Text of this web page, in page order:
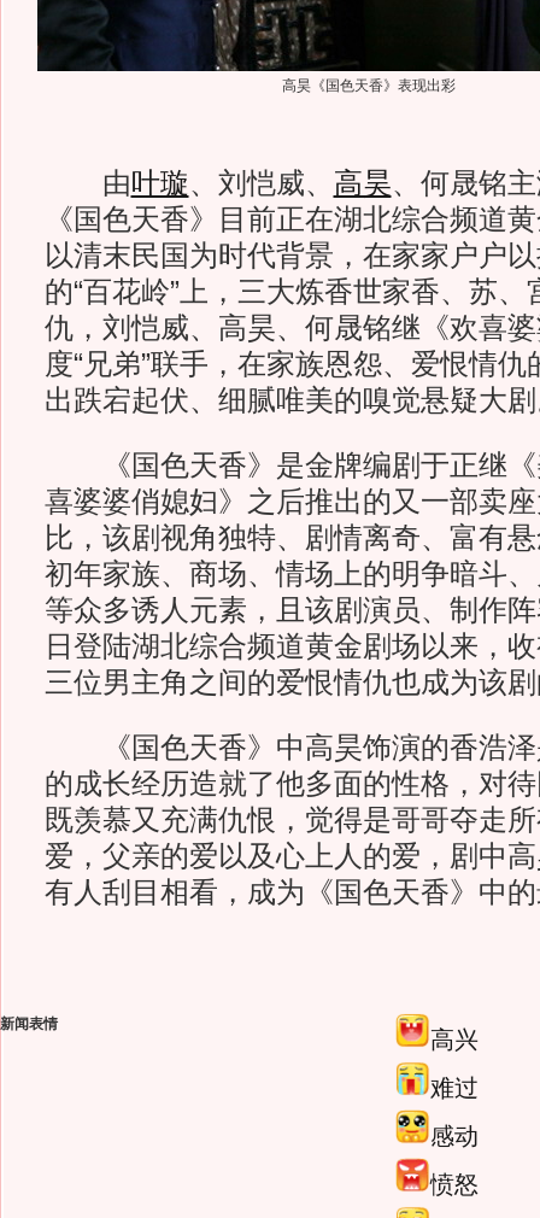
高昊《国色天香》表现出彩
由叶璇、刘恺威、 高昊、何晟铭
《国色天香》目前正在湖北综合频道
以清末民国为时代背景，在家家户户
的“百花岭”上，三大炼香世家香、苏
仇，刘恺威、高昊、何晟铭继《欢喜
度“兄弟”联手，在家族恩怨、爱恨情
出跌宕起伏、细腻唯美的嗅觉悬疑大
《国色天香》是金牌编剧于正继《
喜婆婆俏媳妇》之后推出的又一部卖
比，该剧视角独特、剧情离奇、富有
初年家族、商场、情场上的明争暗斗
等众多诱人元素，且该剧演员、制作
日登陆湖北综合频道黄金剧场以来，
三位男主角之间的爱恨情仇也成为该
《国色天香》中高昊饰演的香浩泽
的成长经历造就了他多面的性格，对
既羡慕又充满仇恨，觉得是哥哥夺走
爱，父亲的爱以及心上人的爱，剧中
有人刮目相看，成为《国色天香》中
新闻表情
高兴
难过
感动
愤怒